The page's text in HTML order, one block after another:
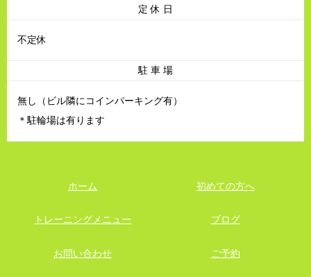
定 休 日
不定休
駐 車 場
無し（ビル隣にコインパーキング有）
＊駐輪場は有ります
ホーム 初めての方へ
トレーニングメニュー ブログ
お問い合わせ ご予約